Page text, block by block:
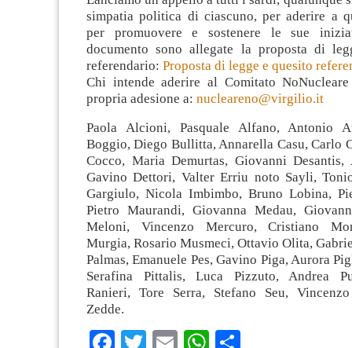
simpatia politica di ciascuno, per aderire a
per promuovere e sostenere le sue
documento sono allegate la proposta di
referendario: Proposta di legge e quesito
Chi intende aderire al Comitato
propria adesione a: nucleareno@virgilio.it
Paola Alcioni, Pasquale Alfano, Antonio
Boggio, Diego Bullitta, Annarella Casu, Carlo
Cocco, Maria Demurtas, Giovanni Desantis,
Gavino Dettori, Valter Erriu noto Sayli,
Gargiulo, Nicola Imbimbo, Bruno Lobina,
Pietro Maurandi, Giovanna Medau,
Meloni, Vincenzo Mercuro, Cristiano
Murgia, Rosario Musmeci, Ottavio Olita,
Palmas, Emanuele Pes, Gavino Piga, Aurora
Serafina Pittalis, Luca Pizzuto, Andrea
Ranieri, Tore Serra, Stefano Seu,
Zedde.
Facebook
TwitterEmailWhatsApp